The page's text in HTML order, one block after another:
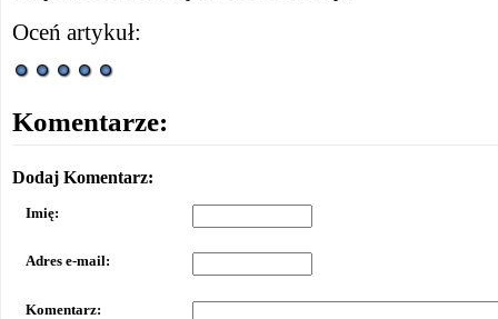
Oceń artykuł:
Komentarze:
Dodaj Komentarz:
Imię:
Adres e-mail:
Komentarz: